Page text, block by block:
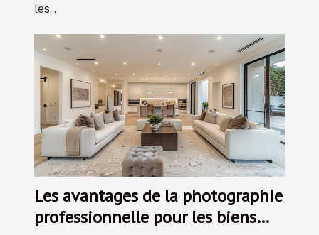
les...
Les avantages de la photographie
professionnelle pour les biens